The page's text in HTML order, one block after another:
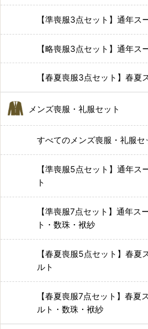
【準喪服3点セット】通年ス
【略喪服3点セット】通年ス
【春夏喪服3点セット】春夏
メンズ喪服・礼服セット
すべてのメンズ喪服・礼服セ
【準喪服5点セット】通年
ト
【準喪服7点セット】通年
ト・数珠・袱紗
【春夏喪服5点セット】春
ルト
【春夏喪服7点セット】春
ルト・数珠・袱紗